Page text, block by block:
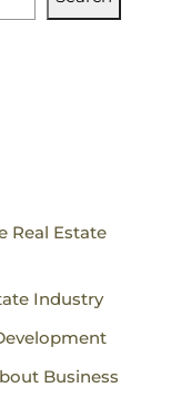
Real Estate
Industry
Business